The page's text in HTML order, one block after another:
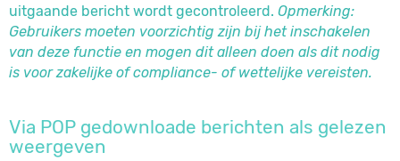
uitgaande bericht wordt gecontroleerd. Opmerking:
Gebruikers moeten voorzichtig zijn bij het inschakelen
van deze functie en mogen dit alleen doen als dit nodig
is voor zakelijke of compliance- of wettelijke vereisten.
Via POP gedownloade berichten als gelezen
weergeven